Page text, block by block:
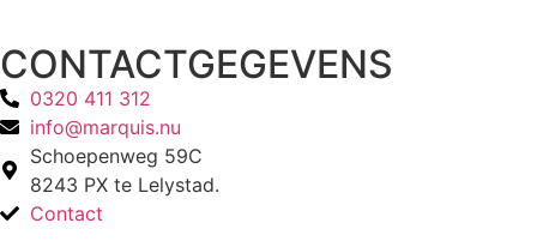
CONTACTGEGEVENS
0320 411 312
info@marquis.nu
Schoepenweg 59C
8243 PX te Lelystad.
Contact